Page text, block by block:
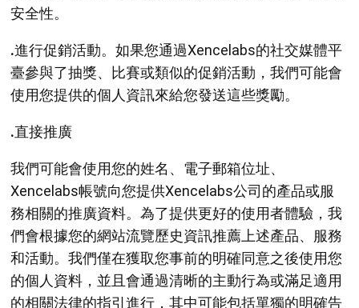
安全性。
.進行促銷活動。如果您通過Xencelabs的社交媒體平
臺參與了抽獎、比賽或類似的促銷活動，我們可能會
使用您提供的個人資訊來給您發送這些獎勵。
.直接推廣
我們可能會使用您的姓名、電子郵箱位址、
Xencelabs帳號向您提供Xencelabs公司的產品或服
務相關的推廣資料。為了提供更好的使用者體驗，我
們會根據您的網站流覽歷史資訊推薦上述產品、服務
和活動。我們僅在獲取您事前的明確同意之後使用您
的個人資料，並且會通過清晰的主動行為或滿足適用
的相關法律的指引進行，其中可能包括單獨的明確告